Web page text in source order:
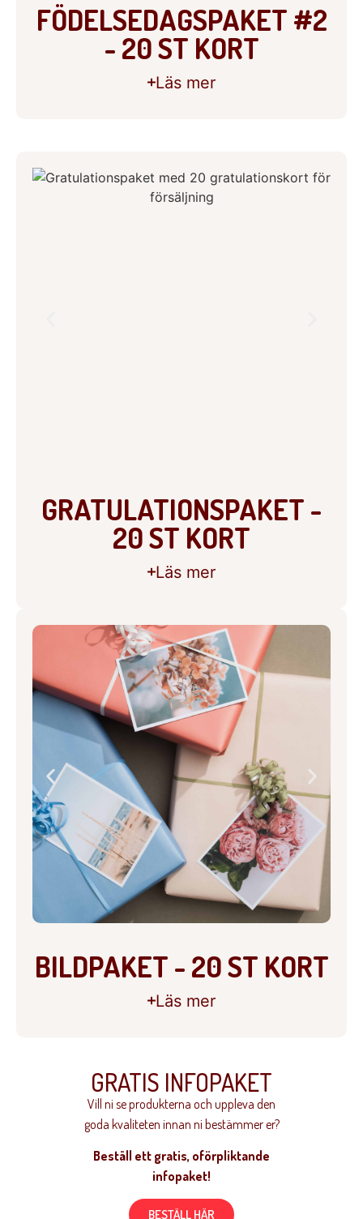
FÖDELSEDAGSPAKET #2
- 20 ST KORT
Läs mer
GRATULATIONSPAKET -
20 ST KORT
Läs mer
BILDPAKET - 20 ST KORT
Läs mer
GRATIS INFOPAKET
Vill ni se produkterna och uppleva den
goda kvaliteten innan ni bestämmer er?
Beställ ett gratis, oförpliktande
infopaket!
BESTÄLL HÄR